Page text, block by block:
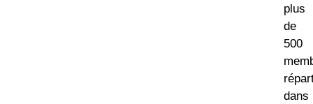
plus
de
500
dans